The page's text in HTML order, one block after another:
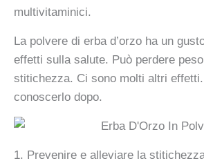
multivitaminici.
La polvere di erba d’orzo ha un
effetti sulla salute. Può perdere
stitichezza. Ci sono molti altri
conoscerlo dopo.
1. Prevenire e alleviare la